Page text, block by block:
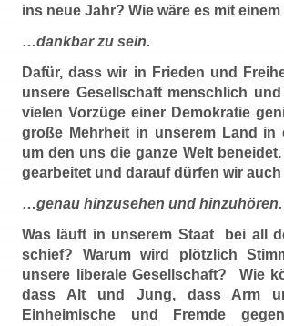
ins neue Jahr? Wie wäre es mit
…dankbar zu sein.
Dafür, dass wir in Frieden und
unsere Gesellschaft menschlich
vielen Vorzüge einer Demokratie
große Mehrheit in unserem Land in
um den uns die ganze Welt
gearbeitet und darauf dürfen wir
…genau hinzusehen und hinzuhören.
Was läuft in unserem Staat bei all
schief? Warum wird plötzlich
unsere liberale Gesellschaft? Wie
dass Alt und Jung, dass Arm
Einheimische und Fremde